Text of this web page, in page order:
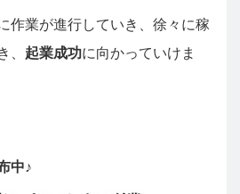
作業が進行していき、徐々に稼
、 起業成功に向かっていけま
中♪